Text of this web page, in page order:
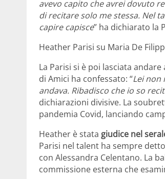
avevo capito che avrei dovuto
di recitare solo me stessa. Nel
capire capisce” ha dichiarato la
Heather Parisi su Maria De
La Parisi si è poi lasciata andare
di Amici ha confessato: “Lei non
andava. Ribadisco che io so
dichiarazioni divisive. La
pandemia Covid, lanciando
Heather è stata giudice nel
Parisi nel talent ha sempre
con Alessandra Celentano. La
commissione esterna che